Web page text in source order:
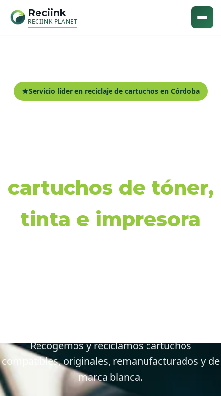
Reciink
RECIINK PLANET
Servicio líder en reciclaje de cartuchos en Córdoba
cartuchos de tóner,
tinta e impresora
Recogemos y reciclamos cartuchos
compatibles, originales, remanufacturados y de
marca blanca.